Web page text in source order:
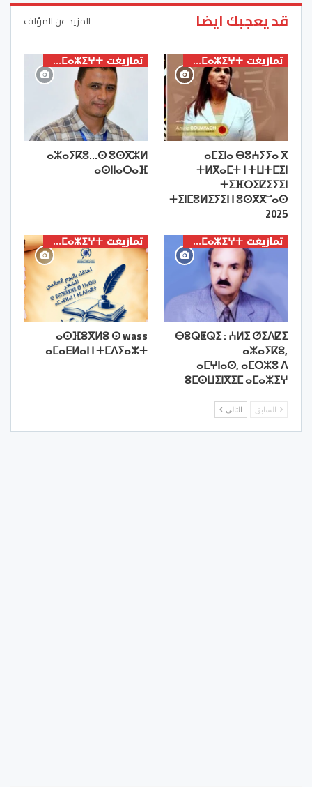
قد يعجبك ايضا المزيد عن المؤلف
تمازيغت ⵜⴰⵎⴰⵣⵉⵖⵜ
ⴰⵎⵉⵏⴰ ⴱⵓⵄⵢⵢⴰ ⴳ
ⵜⵍⴳⴰⵎⵜ ⵏ ⵜⵡⵜⵎⵉⵏ
ⵜⵉⴼⵔⵉⵇⵉⵢⵉⵏ
ⵜⵉⵏⵎⵓⵍⵉⵢⵉⵏ ⵏ ⵓⵙⴳⴳⵯⴰⵙ
2025
تمازيغت ⵜⴰⵎⴰⵣⵉⵖⵜ
ⴰⵣⴰⵢⴽⵓ…ⵙ ⵓⵙⴳⵣⵍ
ⴰⵙⵏⵏⴰⵔⴰⴼ
تمازيغت ⵜⴰⵎⴰⵣⵉⵖⵜ
ⴱⵓⵕⵟⵕⵉ : ⵄⵍⵉ ⵚⵉⴷⵇⵉ
ⴰⵣⴰⵢⴽⵓ,
ⴰⵎⵖⵏⴰⵙ, ⴰⵎⵔⵣⵓ ⴷ
ⵓⵎⵙⵡⵉⵏⴳⵉⵎ ⴰⵎⴰⵣⵉⵖ
تمازيغت ⵜⴰⵎⴰⵣⵉⵖⵜ
ⴰⵙⴼⵓⴳⵍⵓ ⵙ wass
ⴰⵎⴰⴹⵍⴰⵏ ⵏ ⵜⵎⴷⵢⴰⵣⵜ
السابق التالي